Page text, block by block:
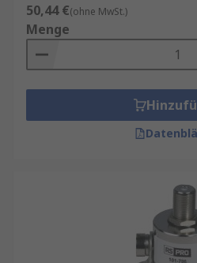
50,44 €(ohne MwSt.)
Menge